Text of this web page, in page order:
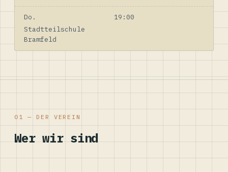
Do.
19:00
Stadtteilschule
Bramfeld
01 — DER VEREIN
Wer wir sind